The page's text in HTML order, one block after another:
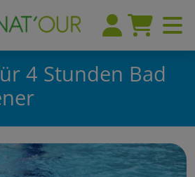
4 Stunden Bad